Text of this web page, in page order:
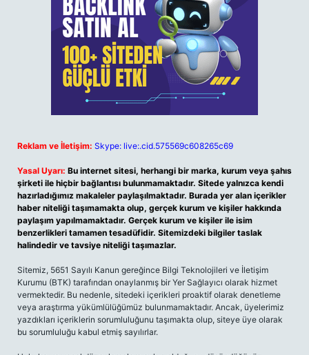
Reklam ve İletişim: Skype: live:.cid.575569c608265c69
Yasal Uyarı: Bu internet sitesi, herhangi bir marka, kurum veya şahıs
şirketi ile hiçbir bağlantısı bulunmamaktadır. Sitede yalnızca kendi
hazırladığımız makaleler paylaşılmaktadır. Burada yer alan içerikler
haber niteliği taşımamakta olup, gerçek kurum ve kişiler hakkında
paylaşım yapılmamaktadır. Gerçek kurum ve kişiler ile isim
benzerlikleri tamamen tesadüfidir. Sitemizdeki bilgiler taslak
halindedir ve tavsiye niteliği taşımazlar.
Sitemiz, 5651 Sayılı Kanun gereğince Bilgi Teknolojileri ve İletişim
Kurumu (BTK) tarafından onaylanmış bir Yer Sağlayıcı olarak hizmet
vermektedir. Bu nedenle, sitedeki içerikleri proaktif olarak denetleme
veya araştırma yükümlülüğümüz bulunmamaktadır. Ancak, üyelerimiz
yazdıkları içeriklerin sorumluluğunu taşımakta olup, siteye üye olarak
bu sorumluluğu kabul etmiş sayılırlar.